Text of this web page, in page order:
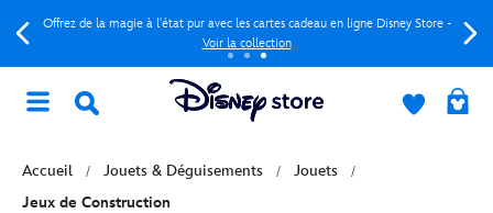
Offrez de la magie à l'état pur avec les cartes cadeau en ligne Disney Store -
Voir la collection
Accueil Jouets & Déguisements
Jouets
Jeux de Construction